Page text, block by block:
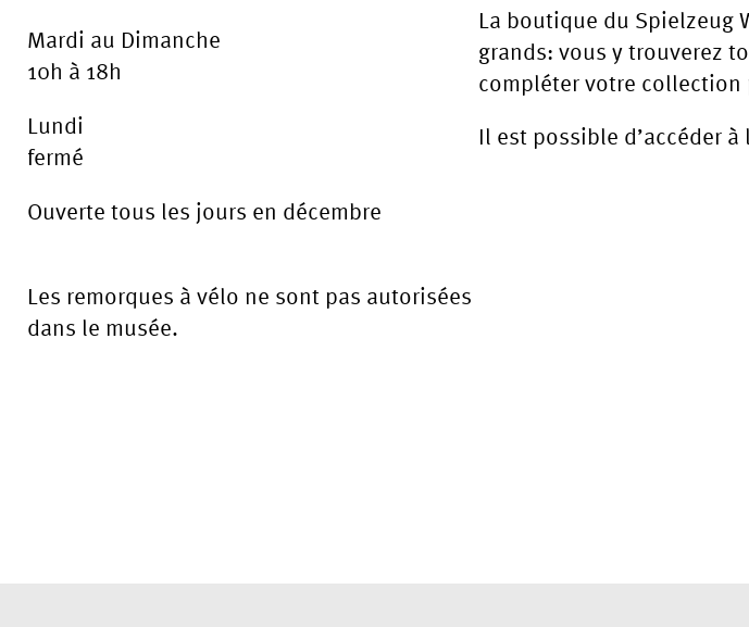
Mardi au Dimanche
10h à 18h
Lundi
fermé
Ouverte tous les jours en décembre
Les remorques à vélo ne sont pas autorisées
dans le musée.
La boutique du Spielzeug
grands: vous y trouverez
compléter votre collection
Il est possible d’accéder